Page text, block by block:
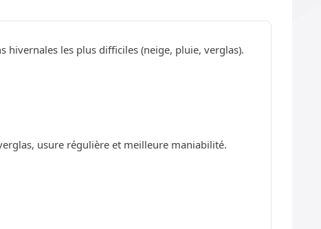
hivernales les plus difficiles (neige, pluie, verglas).
usure régulière et meilleure maniabilité.